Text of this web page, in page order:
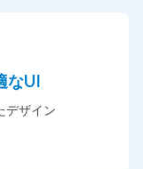
なUI
デザイン